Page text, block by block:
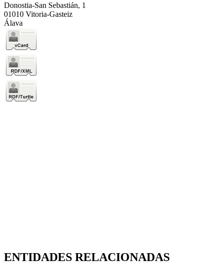
Donostia-San Sebastián, 1
01010 Vitoria-Gasteiz
Álava
ENTIDADES RELACIONADAS